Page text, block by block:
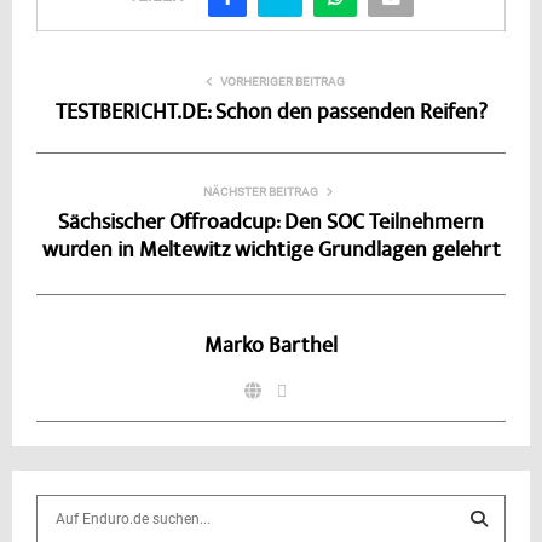
VORHERIGER BEITRAG
TESTBERICHT.DE: Schon den passenden Reifen?
NÄCHSTER BEITRAG
Sächsischer Offroadcup: Den SOC Teilnehmern
wurden in Meltewitz wichtige Grundlagen gelehrt
Marko Barthel